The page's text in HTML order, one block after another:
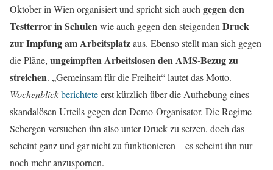
Oktober in Wien organisiert und spricht sich auchgegen den
Testterror in Schulenwie auch gegen den steigendenDruck
zur Impfung am Arbeitsplatzaus. Ebenso stellt man sich gegen
die Pläne, ungeimpften Arbeitslosen den AMS-Bezug zu
streichen. „Gemeinsam für die Freiheit“ lautet das Motto.
Wochenblickberichteteerst kürzlich über die Aufhebung eines
skandalösen Urteils gegen den Demo-Organisator. Die Regime-
Schergen versuchen ihn also unter Druck zu setzen, doch das
scheint ganz und gar nicht zu funktionieren – es scheint ihn nur
noch mehr anzuspornen.